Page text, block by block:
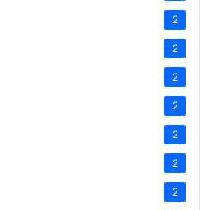
2
2
2
2
2
2
2